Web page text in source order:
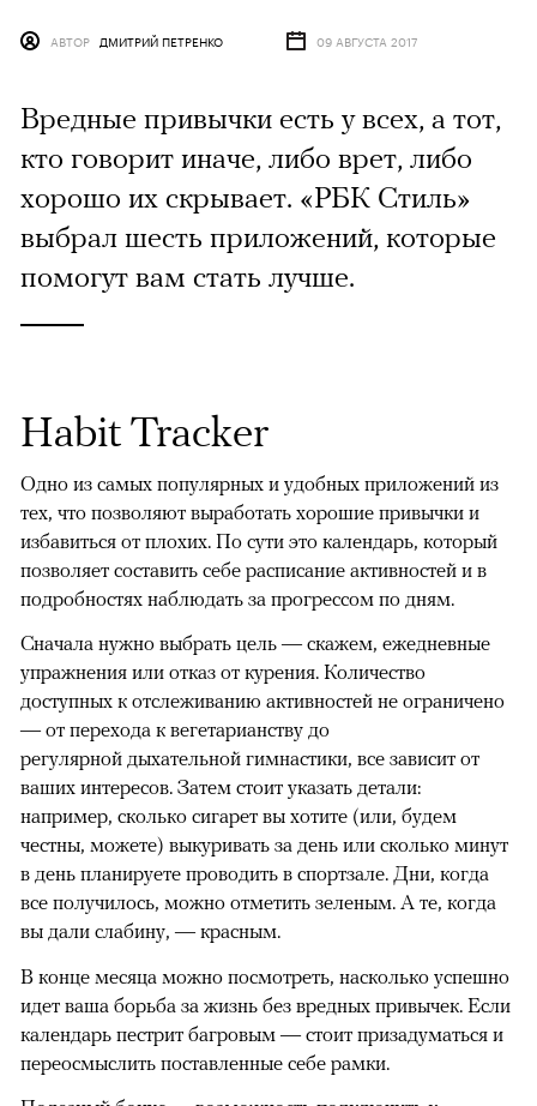
АВТОР ДМИТРИЙ ПЕТРЕНКО 09 АВГУСТА 2017
Вредные привычки есть у всех, а тот,
кто говорит иначе, либо врет, либо
хорошо их скрывает. «РБК Стиль»
выбрал шесть приложений, которые
помогут вам стать лучше.
Habit Tracker
Одно из самых популярных и удобных приложений из
тех, что позволяют выработать хорошие привычки и
избавиться от плохих. По сути это календарь, который
позволяет составить себе расписание активностей и в
подробностях наблюдать за прогрессом по дням.
Сначала нужно выбрать цель — скажем, ежедневные
упражнения или отказ от курения. Количество
доступных к отслеживанию активностей не ограничено
— от перехода к вегетарианству до
регулярной дыхательной гимнастики, все зависит от
ваших интересов. Затем стоит указать детали:
например, сколько сигарет вы хотите (или, будем
честны, можете) выкуривать за день или сколько минут
в день планируете проводить в спортзале. Дни, когда
все получилось, можно отметить зеленым. А те, когда
вы дали слабину, — красным.
В конце месяца можно посмотреть, насколько успешно
идет ваша борьба за жизнь без вредных привычек. Если
календарь пестрит багровым — стоит призадуматься и
переосмыслить поставленные себе рамки.